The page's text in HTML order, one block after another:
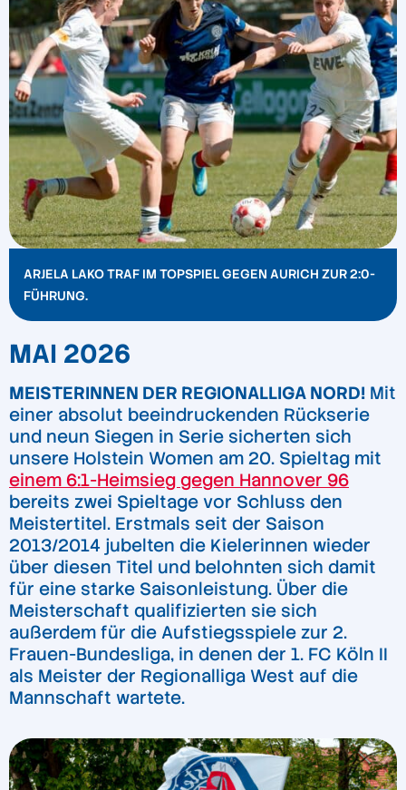
ARJELA LAKO TRAF IM TOPSPIEL GEGEN AURICH ZUR 2:0-
FÜHRUNG.
MAI 2026
MEISTERINNEN DER REGIONALLIGA NORD! Mit
einer absolut beeindruckenden Rückserie
und neun Siegen in Serie sicherten sich
unsere Holstein Women am 20. Spieltag mit
einem 6:1-Heimsieg gegen Hannover 96
bereits zwei Spieltage vor Schluss den
Meistertitel. Erstmals seit der Saison
2013/2014 jubelten die Kielerinnen wieder
über diesen Titel und belohnten sich damit
für eine starke Saisonleistung. Über die
Meisterschaft qualifizierten sie sich
außerdem für die Aufstiegsspiele zur 2.
Frauen-Bundesliga, in denen der 1. FC Köln II
als Meister der Regionalliga West auf die
Mannschaft wartete.